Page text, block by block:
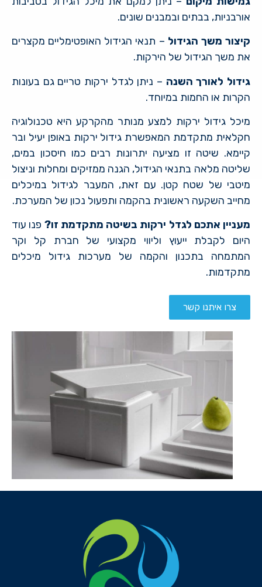
אורבניות, בבתים ובמבנים שונים.
קיצור משך הגידול – תנאי הגידול האופטימליים מקצרים
את משך הגידול של הירקות.
גידול לאורך השנה – ניתן לגדל ירקות טריים גם בעונות
הקרות או החמות במיוחד.
מיכל גידול ירקות למצע מנותר מהקרקע היא טכנולוגיה
חקלאית מתקדמת המאפשרת גידול ירקות באופן יעיל ובר
קיימא. שיטה זו מציעה יתרונות רבים כמו חיסכון במים,
שליטה מלאה בתנאי הגידול, הגנה ממזיקים ומחלות וניצול
מיטבי של שטח קטן. עם זאת, המעבר לגידול במיכלים
מחייב השקעה ראשונית בהקמה ותפעול נכון של המערכת.
מעניין אתכם לגדל ירקות בשיטה מתקדמת זו? פנו עוד
היום לקבלת ייעוץ וליווי מקצועי של חברת קל וקר
המתמחה בתכנון והקמה של מערכות גידול מיכלים
מתקדמות.
צרו איתנו קשר